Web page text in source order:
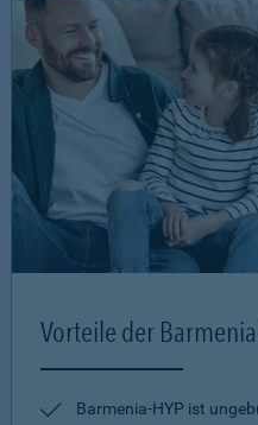
Vorteile der
Barmenia-HYP ist